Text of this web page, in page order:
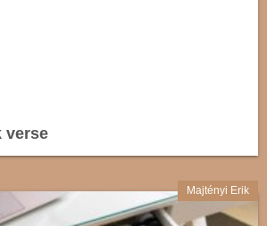
verse
Majtényi Erik